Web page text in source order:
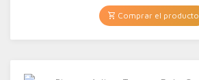
Comprar el producto